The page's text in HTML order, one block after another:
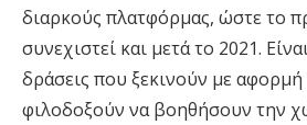
διαρκούς πλατφόρμας, ώστε το
συνεχιστεί και μετά το 2021.
δράσεις που ξεκινούν με αφορμή
φιλοδοξούν να βοηθήσουν την